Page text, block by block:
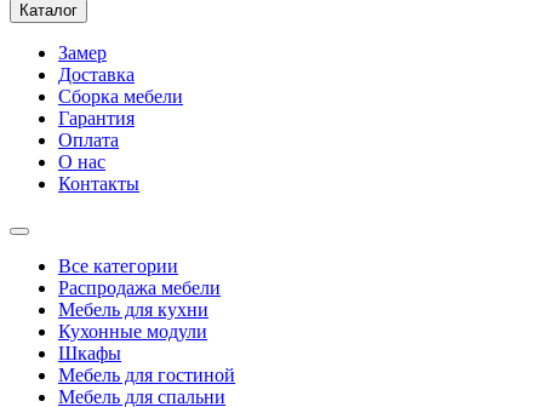
Каталог
Замер
Доставка
Сборка мебели
Гарантия
Оплата
О нас
Контакты
Все категории
Распродажа мебели
Мебель для кухни
Кухонные модули
Шкафы
Мебель для гостиной
Мебель для спальни